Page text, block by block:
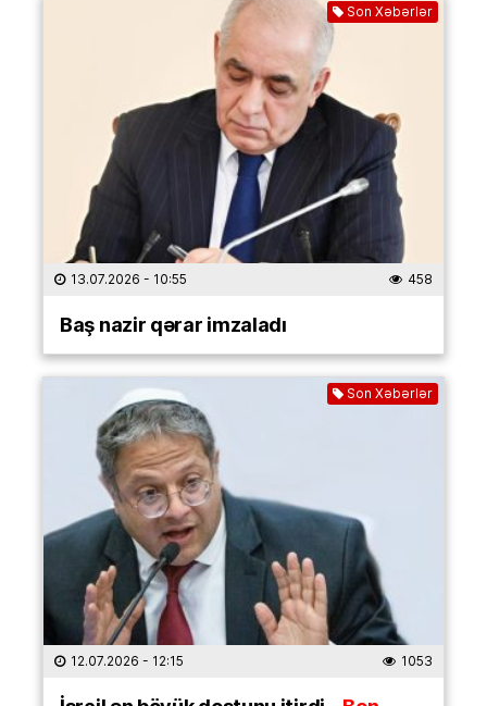
Son Xəbərlər
13.07.2026 - 10:55 458
Baş nazir qərar imzaladı
Son Xəbərlər
12.07.2026 - 12:15 1053